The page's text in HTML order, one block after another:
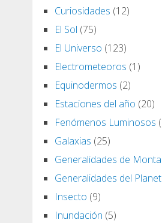
Curiosidades (12)
El Sol (75)
El Universo (123)
Electrometeoros (1)
Equinodermos (2)
Estaciones del año (20)
Fenómenos Luminosos
Galaxias (25)
Generalidades de
Generalidades del
Insecto (9)
Inundación (5)